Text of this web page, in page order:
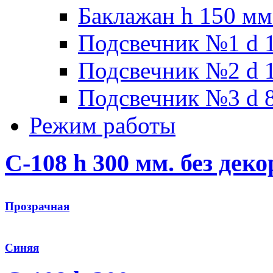
Баклажан h 150
Подсвечник №1 d
Подсвечник №2 d
Подсвечник №3 d
Режим работы
С-108 h 300 мм. без
Прозрачная
Синяя